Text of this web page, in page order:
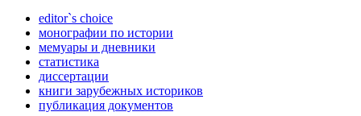
editor`s choice
монографии по истории
мемуары и дневники
статистика
диссертации
книги зарубежных историков
публикация документов